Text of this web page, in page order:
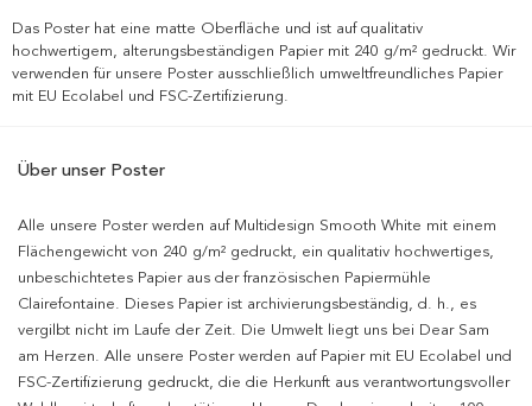
Das Poster hat eine matte Oberfläche und ist auf qualitativ
hochwertigem, alterungsbeständigen Papier mit 240 g/m² gedruckt. Wir
verwenden für unsere Poster ausschließlich umweltfreundliches Papier
mit EU Ecolabel und FSC-Zertifizierung.
Über unser Poster
Alle unsere Poster werden auf Multidesign Smooth White mit einem
Flächengewicht von 240 g/m² gedruckt, ein qualitativ hochwertiges,
unbeschichtetes Papier aus der französischen Papiermühle
Clairefontaine. Dieses Papier ist archivierungsbeständig, d. h., es
vergilbt nicht im Laufe der Zeit. Die Umwelt liegt uns bei Dear Sam
am Herzen. Alle unsere Poster werden auf Papier mit EU Ecolabel und
FSC-Zertifizierung gedruckt, die die Herkunft aus verantwortungsvoller